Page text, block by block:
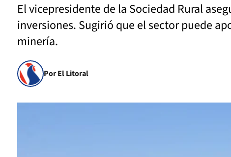
El vicepresidente de la Sociedad Rural
inversiones. Sugirió que el sector puede
minería.
Por El Litoral